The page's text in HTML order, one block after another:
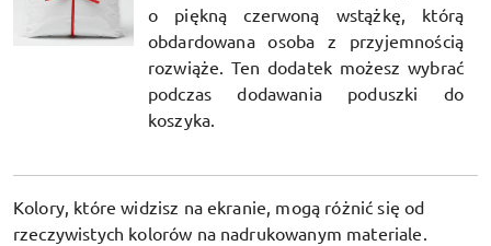
o piękną czerwoną wstążkę, którą
obdardowana osoba z przyjemnością
rozwiąże. Ten dodatek możesz wybrać
podczas dodawania poduszki do
koszyka.
Kolory, które widzisz na ekranie, mogą różnić się od
rzeczywistych kolorów na nadrukowanym materiale.